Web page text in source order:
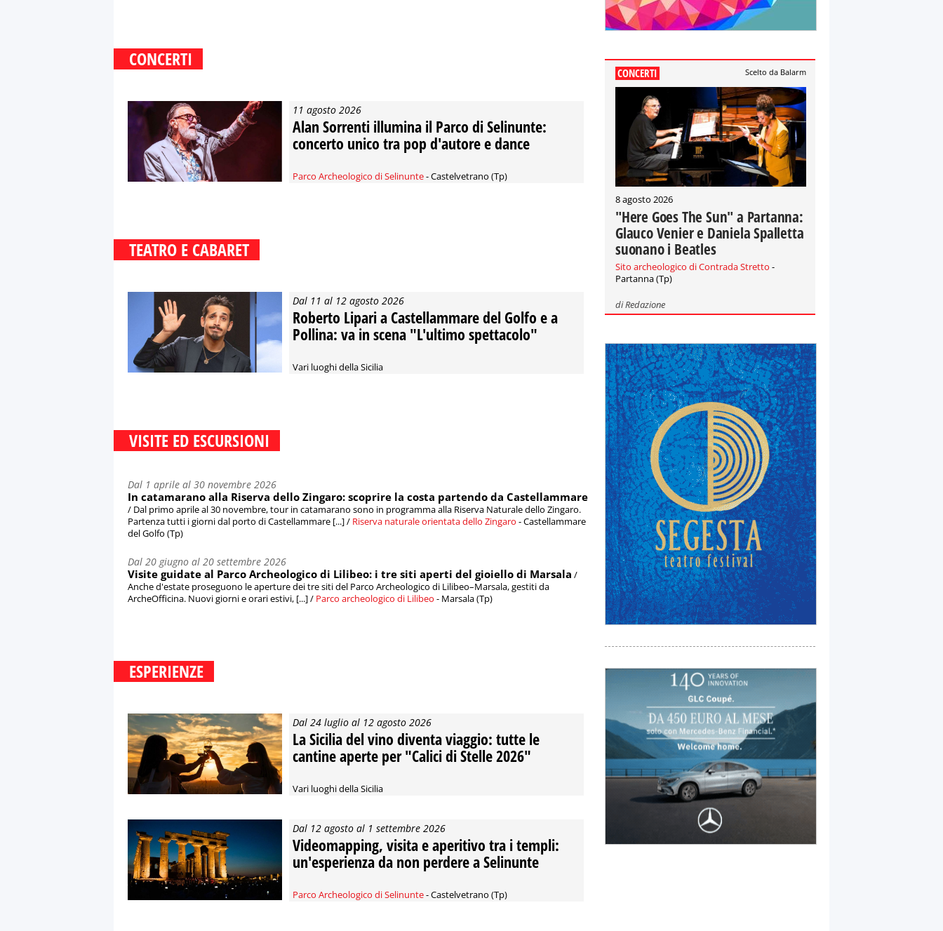
CONCERTI
11 agosto 2026
Alan Sorrenti illumina il Parco di Selinunte:
concerto unico tra pop d'autore e dance
Parco Archeologico di Selinunte- Castelvetrano (Tp)
TEATRO E CABARET
Dal 11 al 12 agosto 2026
Roberto Lipari a Castellammare del Golfo e a
Pollina: va in scena "L'ultimo spettacolo"
Vari luoghi della Sicilia
VISITE ED ESCURSIONI
Dal 1 aprile al 30 novembre 2026
In catamarano alla Riserva dello Zingaro: scoprire la costa partendo da Castellammare
/ Dal primo aprile al 30 novembre, tour in catamarano sono in programma alla Riserva Naturale dello Zingaro.
Partenza tutti i giorni dal porto di Castellammare [...] / Riserva naturale orientata dello Zingaro - Castellammare
del Golfo (Tp)
Dal 20 giugno al 20 settembre 2026
Visite guidate al Parco Archeologico di Lilibeo: i tre siti aperti del gioiello di Marsala /
Anche d'estate proseguono le aperture dei tre siti del Parco Archeologico di Lilibeo–Marsala, gestiti da
ArcheOfficina. Nuovi giorni e orari estivi, [...] / Parco archeologico di Lilibeo - Marsala (Tp)
ESPERIENZE
Dal 24 luglio al 12 agosto 2026
La Sicilia del vino diventa viaggio: tutte le
cantine aperte per "Calici di Stelle 2026"
Vari luoghi della Sicilia
Dal 12 agosto al 1 settembre 2026
Videomapping, visita e aperitivo tra i templi:
un'esperienza da non perdere a Selinunte
Parco Archeologico di Selinunte- Castelvetrano (Tp)
CONCERTI Scelto da Balarm
8 agosto 2026
"Here Goes The Sun" a Partanna:
Glauco Venier e Daniela Spalletta
suonano i Beatles
Sito archeologico di Contrada Stretto -
Partanna (Tp)
diRedazione